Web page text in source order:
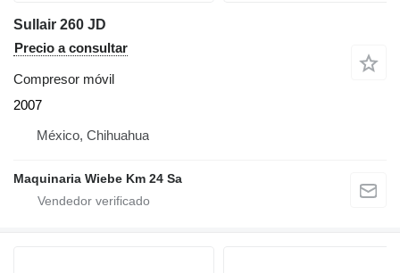
Sullair 260 JD
Precio a consultar
Compresor móvil
2007
México, Chihuahua
Maquinaria Wiebe Km 24 Sa